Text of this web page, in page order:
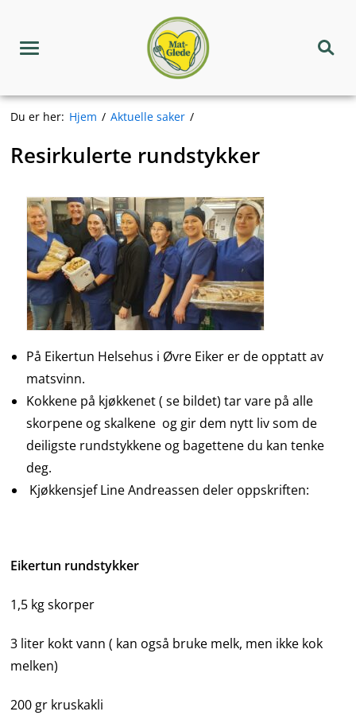
innholdMeny
Matgledekorpset
Søk
Du er her: Hjem Aktuelle saker
Resirkulerte rundstykker
På Eikertun Helsehus i Øvre Eiker er de opptatt av
matsvinn.
Kokkene på kjøkkenet ( se bildet) tar vare på alle
skorpene og skalkene og gir dem nytt liv som de
deiligste rundstykkene og bagettene du kan tenke
deg.
Kjøkkensjef Line Andreassen deler oppskriften:
Eikertun rundstykker
1,5 kg skorper
3 liter kokt vann ( kan også bruke melk, men ikke kok
melken)
200 gr kruskakli